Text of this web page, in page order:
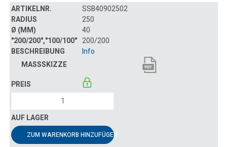
SSB40902502
250
40
200/200
Info
ZUM WARENKORB HINZUFÜGEN